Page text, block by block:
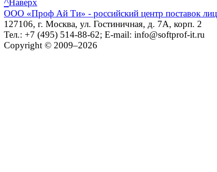
Наверх
ООО «Проф Ай Ти» - российский центр поставок
127106, г. Москва, ул. Гостиничная, д. 7А, корп. 2
Тел.: +7 (495) 514-88-62; E-mail: info@softprof-it.ru
Copyright © 2009–2026